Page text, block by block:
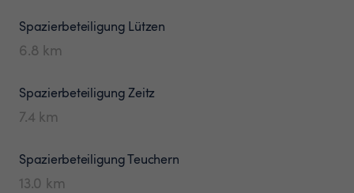
Spazierbeteiligung Lützen
6.8 km
SpazierbeteiligungZeitz
7.4 km
SpazierbeteiligungTeuchern
13.0 km